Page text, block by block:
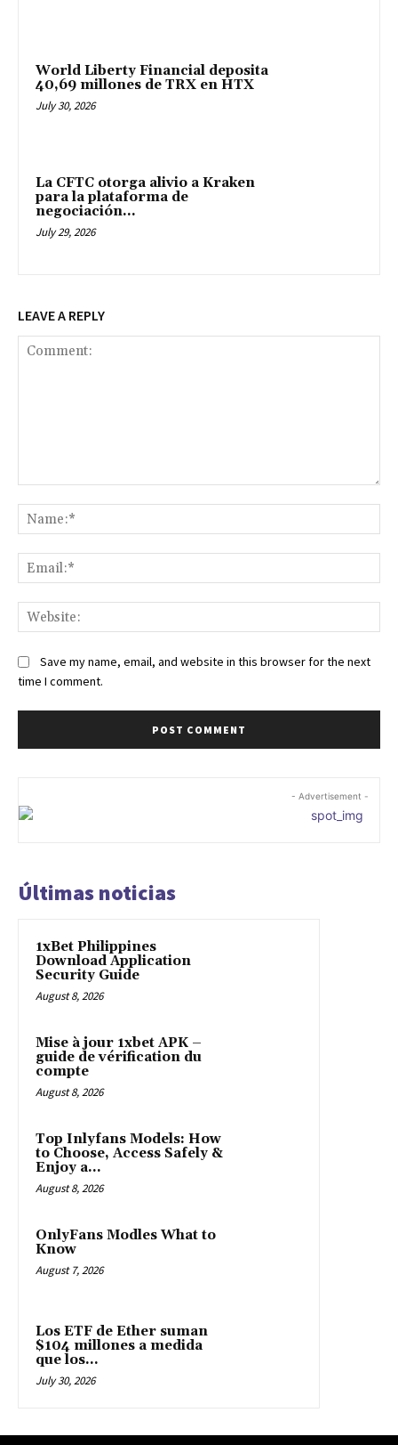
World Liberty Financial deposita
40,69 millones de TRX en HTX
July 30, 2026
La CFTC otorga alivio a Kraken
para la plataforma de
negociación...
July 29, 2026
LEAVE A REPLY
Save my name, email, and website in this browser for the next
time I comment.
- Advertisement -
Últimas noticias
1xBet Philippines
Download Application
Security Guide
August 8, 2026
Mise à jour 1xbet APK –
guide de vérification du
compte
August 8, 2026
Top Inlyfans Models: How
to Choose, Access Safely &
Enjoy a...
August 8, 2026
OnlyFans Modles What to
Know
August 7, 2026
Los ETF de Ether suman
$104 millones a medida
que los...
July 30, 2026